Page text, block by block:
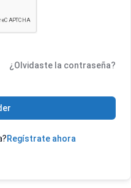
¿Olvidaste la contraseña?
Regístrate ahora